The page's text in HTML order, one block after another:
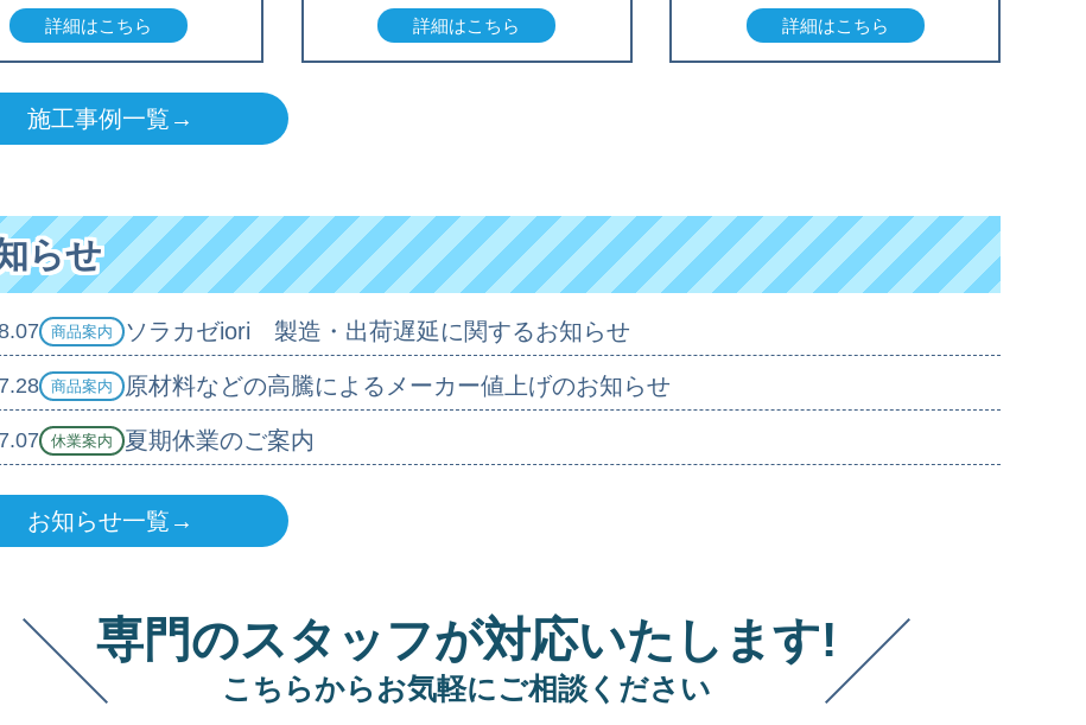
詳細はこちら 詳細はこちら 詳細はこちら
施工事例一覧→
らせ
商品案内 ソラカゼiori 製造・出荷遅延に関するお知らせ
商品案内 原材料などの高騰によるメーカー値上げのお知らせ
休業案内 夏期休業のご案内
お知らせ一覧→
専門のスタッフが対応いたします!
こちらからお気軽にご相談ください